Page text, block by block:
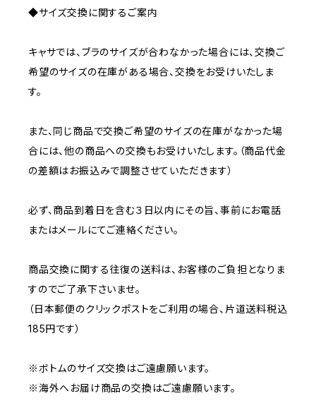
◆サイズ交換に関するご案内
キャサでは、ブラのサイズが合わなかった場合には、交換ご
希望のサイズの在庫がある場合、交換をお受けいたしま
す。
また、同じ商品で交換ご希望のサイズの在庫がなかった場
合には、他の商品への交換もお受けいたします。（商品代金
の差額はお振込みで調整させていただきます）
必ず、商品到着日を含む３日以内にその旨、事前にお電話
またはメールにてご連絡ください。
商品交換に関する往復の送料は、お客様のご負担となりま
すのでご了承下さいませ。
（日本郵便のクリックポストをご利用の場合、片道送料税込
185円です）
※ボトムのサイズ交換はご遠慮願います。
※海外へお届け商品の交換はご遠慮願います。